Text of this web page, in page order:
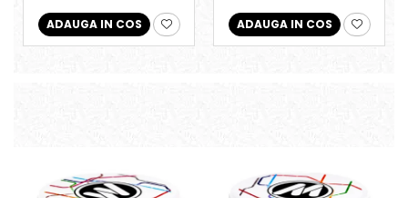
ADAUGA IN COS ADAUGA IN COS